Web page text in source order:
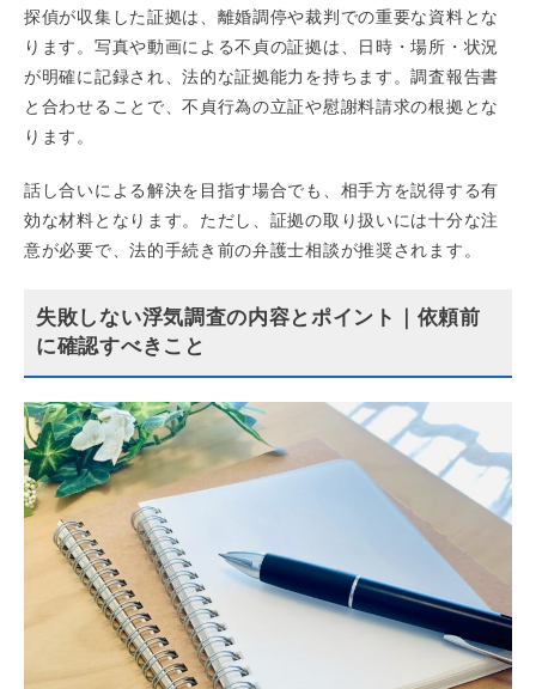
探偵が収集した証拠は、離婚調停や裁判での重要な資料とな
ります。写真や動画による不貞の証拠は、日時・場所・状況
が明確に記録され、法的な証拠能力を持ちます。調査報告書
と合わせることで、不貞行為の立証や慰謝料請求の根拠とな
ります。
話し合いによる解決を目指す場合でも、相手方を説得する有
効な材料となります。ただし、証拠の取り扱いには十分な注
意が必要で、法的手続き前の弁護士相談が推奨されます。
失敗しない浮気調査の内容とポイント｜依頼前
に確認すべきこと